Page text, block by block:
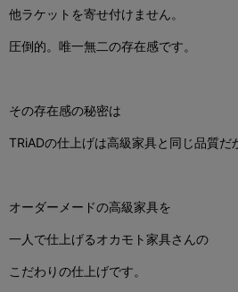
他ラケットを寄せ付けません。
圧倒的。唯一無二の存在感です。
その存在感の秘密は
TRiADの仕上げは高級家具と同じ品質だ
オーダーメードの高級家具を
一人で仕上げるオカモト家具さんの
こだわりの仕上げです。